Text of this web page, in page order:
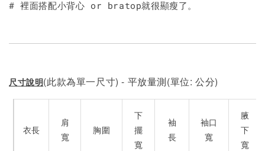
# 裡面搭配小背心 or bratop就很顯瘦了。
尺寸說明(此款為單一尺寸) - 平放量測(單位: 公分)
衣長
肩
寬
胸圍
下
擺
寬
袖
長
袖口
寬
腋
下
寬